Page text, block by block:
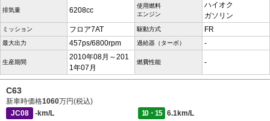
排気量 6208cc
使用燃料
エンジン
ハイオク
ガソリン
ミッション フロア7AT 駆動方式 FR
最大出力 457ps/6800rpm 過給器（ターボ） -
生産期間
2010年08月～201
1年07月
燃費性能 -
C63
新車時価格1060万円(税込)
JC08
-km/L 10・15
6.1km/L